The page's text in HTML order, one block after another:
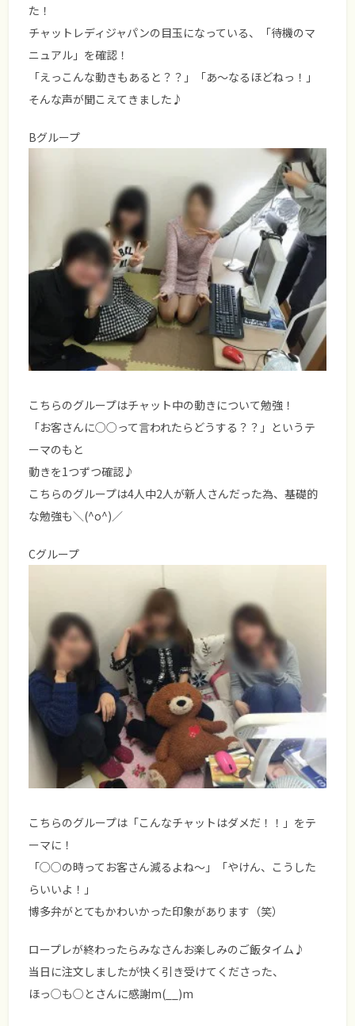
た！
チャットレディジャパンの目玉になっている、「待機のマ
ニュアル」を確認！
「えっこんな動きもあると？？」「あ～なるほどねっ！」
そんな声が聞こえてきました♪
Bグループ
こちらのグループはチャット中の動きについて勉強！
「お客さんに○○って言われたらどうする？？」というテ
ーマのもと
動きを1つずつ確認♪
こちらのグループは4人中2人が新人さんだった為、基礎的
な勉強も＼(^o^)／
Cグループ
こちらのグループは「こんなチャットはダメだ！！」をテ
ーマに！
「○○の時ってお客さん減るよね～」「やけん、こうした
らいいよ！」
博多弁がとてもかわいかった印象があります（笑）
ロープレが終わったらみなさんお楽しみのご飯タイム♪
当日に注文しましたが快く引き受けてくださった、
ほっ○も○とさんに感謝m(__)m